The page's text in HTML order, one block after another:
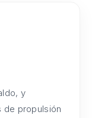
y
de propulsión